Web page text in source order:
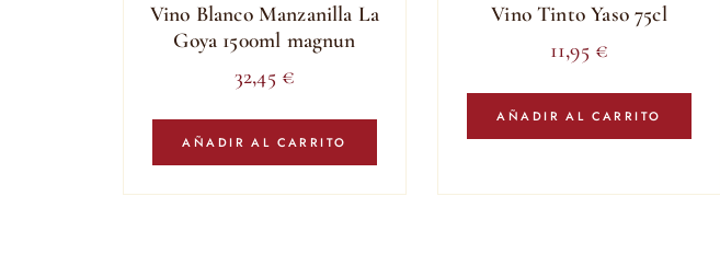
Vino Blanco Manzanilla La
Goya 1500ml magnun
32,45 €
AÑADIR AL CARRITO
Vino Tinto Yaso 75cl
11,95 €
AÑADIR AL CARRITO